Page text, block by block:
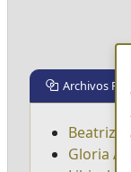
Archivos
Beatriz,
Gloria